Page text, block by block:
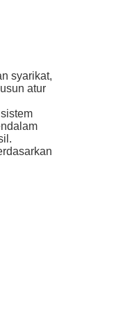
syarikat,
atur